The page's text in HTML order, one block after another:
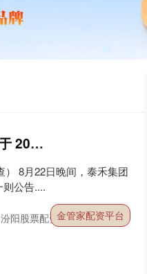
金管家配资平台 泰禾集团董事长黄其森被留置 曾于 2022 年协助调查
） 8月22日晚间，泰禾集团
公告....
金管家配资平台
阳股票配资网平台